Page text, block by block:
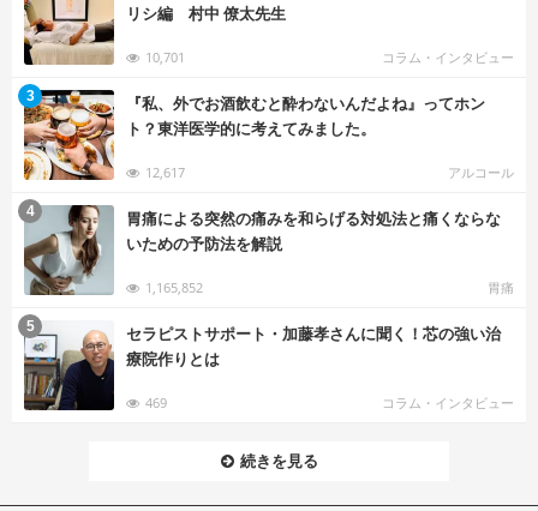
リシ編 村中 僚太先生
10,701 コラム・インタビュー
『私、外でお酒飲むと酔わないんだよね』ってホン
ト？東洋医学的に考えてみました。
12,617 アルコール
3
胃痛による突然の痛みを和らげる対処法と痛くならな
いための予防法を解説
1,165,852 胃痛
4
セラピストサポート・加藤孝さんに聞く！芯の強い治
療院作りとは
469 コラム・インタビュー
5
続きを見る